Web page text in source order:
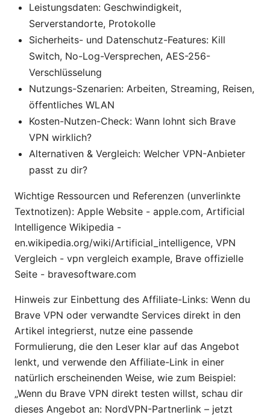
Leistungsdaten: Geschwindigkeit,
Serverstandorte, Protokolle
Sicherheits- und Datenschutz-Features: Kill
Switch, No-Log-Versprechen, AES-256-
Verschlüsselung
Nutzungs-Szenarien: Arbeiten, Streaming, Reisen,
öffentliches WLAN
Kosten-Nutzen-Check: Wann lohnt sich Brave
VPN wirklich?
Alternativen & Vergleich: Welcher VPN-Anbieter
passt zu dir?
Wichtige Ressourcen und Referenzen (unverlinkte
Textnotizen): Apple Website - apple.com, Artificial
Intelligence Wikipedia -
en.wikipedia.org/wiki/Artificial_intelligence, VPN
Vergleich - vpn vergleich example, Brave offizielle
Seite - bravesoftware.com
Hinweis zur Einbettung des Affiliate-Links: Wenn du
Brave VPN oder verwandte Services direkt in den
Artikel integrierst, nutze eine passende
Formulierung, die den Leser klar auf das Angebot
lenkt, und verwende den Affiliate-Link in einer
natürlich erscheinenden Weise, wie zum Beispiel:
„Wenn du Brave VPN direkt testen willst, schau dir
dieses Angebot an: NordVPN-Partnerlink – jetzt